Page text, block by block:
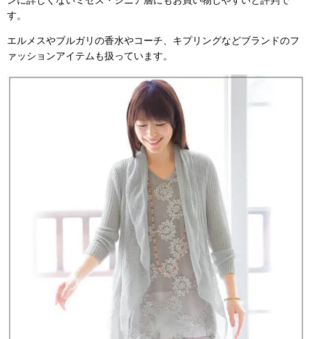
す。
エルメスやブルガリの香水やコーチ、キプリングなどブランドのフ
ァッションアイテムも扱っています。